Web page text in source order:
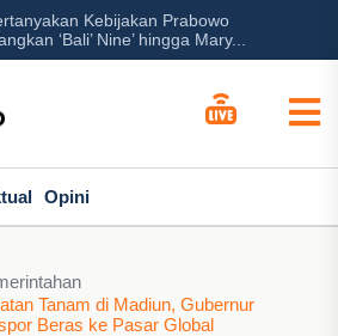
Kebijakan Prabowo
‘Bali’ Nine’ hingga Mary...
Opini
Tanam di Madiun, Gubernur
Beras ke Pasar Global